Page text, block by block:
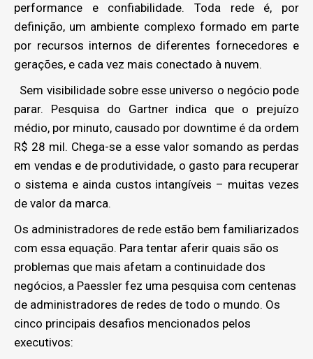
performance e confiabilidade. Toda rede é, por
definição, um ambiente complexo formado em parte
por recursos internos de diferentes fornecedores e
gerações, e cada vez mais conectado à nuvem.
Sem visibilidade sobre esse universo o negócio pode
parar. Pesquisa do Gartner indica que o prejuízo
médio, por minuto, causado por downtime é da ordem
R$ 28 mil. Chega-se a esse valor somando as perdas
em vendas e de produtividade, o gasto para recuperar
o sistema e ainda custos intangíveis – muitas vezes
de valor da marca.
Os administradores de rede estão bem familiarizados
com essa equação. Para tentar aferir quais são os
problemas que mais afetam a continuidade dos
negócios, a Paessler fez uma pesquisa com centenas
de administradores de redes de todo o mundo. Os
cinco principais desafios mencionados pelos
executivos: